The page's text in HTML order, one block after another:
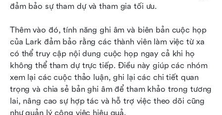
đảm bảo sự tham dự và tham gia tối ưu.
Thêm vào đó, tính năng ghi âm và biên bản cuộc họp
của Lark đảm bảo rằng các thành viên làm việc từ xa
có thể truy cập nội dung cuộc họp ngay cả khi họ
không thể tham dự trực tiếp. Điều này giúp các nhóm
xem lại các cuộc thảo luận, ghi lại các chi tiết quan
trọng và chia sẻ bản ghi âm để tham khảo trong tương
lai, nâng cao sự hợp tác và hỗ trợ việc theo dõi cũng
như quản lý công việc hiệu quả.